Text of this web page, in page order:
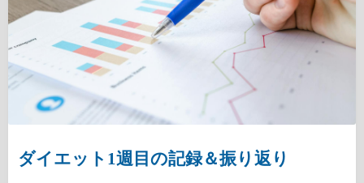
ダイエット1週目の記録＆振り返り